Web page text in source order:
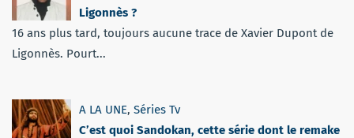
Ligonnès ?
16 ans plus tard, toujours aucune trace de Xavier Dupont de
Ligonnès. Pourt...
A LA UNE, Séries Tv
C’est quoi Sandokan, cette série dont le remake